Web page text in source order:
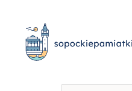
zawartości